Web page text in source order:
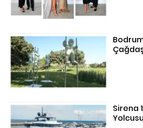
Sirena
Yolcusu